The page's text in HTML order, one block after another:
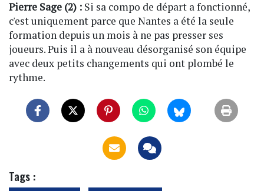
Pierre Sage (2) : Si sa compo de départ a fonctionné,
c'est uniquement parce que Nantes a été la seule
formation depuis un mois à ne pas presser ses
joueurs. Puis il a à nouveau désorganisé son équipe
avec deux petits changements qui ont plombé le
rythme.
Tags :